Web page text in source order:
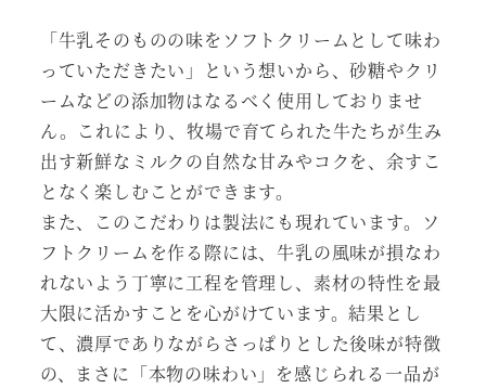
「牛乳そのものの味をソフトクリームとして味わ
っていただきたい」という想いから、砂糖やクリ
ームなどの添加物はなるべく使用しておりませ
ん。これにより、牧場で育てられた牛たちが生み
出す新鮮なミルクの自然な甘みやコクを、余すこ
となく楽しむことができます。
また、このこだわりは製法にも現れています。ソ
フトクリームを作る際には、牛乳の風味が損なわ
れないよう丁寧に工程を管理し、素材の特性を最
大限に活かすことを心がけています。結果とし
て、濃厚でありながらさっぱりとした後味が特徴
の、まさに「本物の味わい」を感じられる一品が